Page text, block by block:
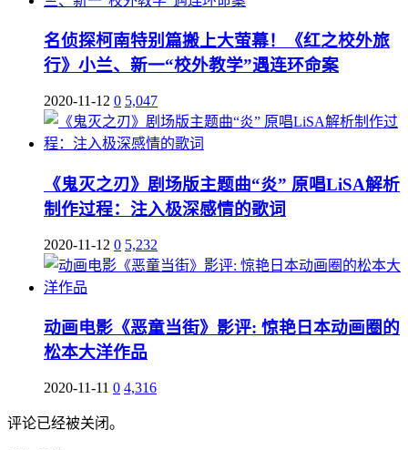
名侦探柯南特别篇搬上大萤幕！《红之校外旅
行》小兰、新一“校外教学”遇连环命案
2020-11-12 0 5,047
《鬼灭之刃》剧场版主题曲“炎” 原唱LiSA解析
制作过程：注入极深感情的歌词
2020-11-12 0 5,232
动画电影《恶童当街》影评: 惊艳日本动画圈的
松本大洋作品
2020-11-11 0 4,316
评论已经被关闭。